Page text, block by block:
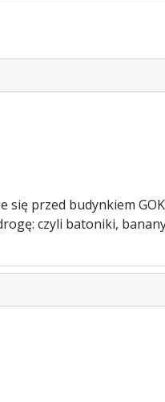
przed budynkiem
czyli batoniki,